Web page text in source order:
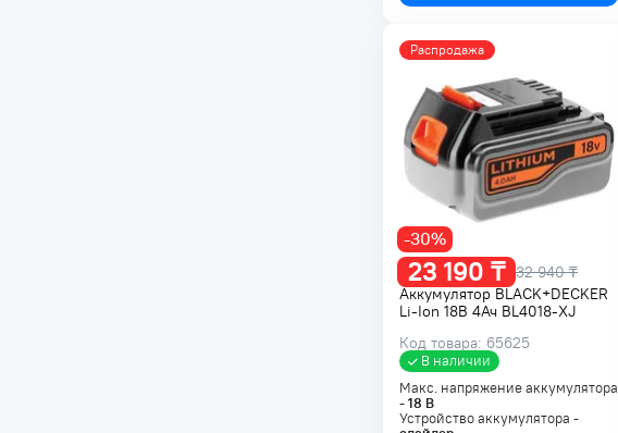
Распродажа
23 190 ₸ 32 940 ₸
-30%
Аккумулятор BLACK+DECKER
Li-Ion 18В 4Ач BL4018-XJ
Код товара: 65625
В наличии
Макс. напряжение аккумулятора
-18 В
Устройство аккумулятора -